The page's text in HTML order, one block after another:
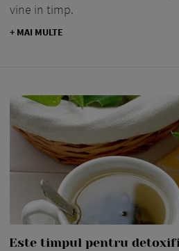
vine in timp.
+ MAI MULTE
Este timpul pentru